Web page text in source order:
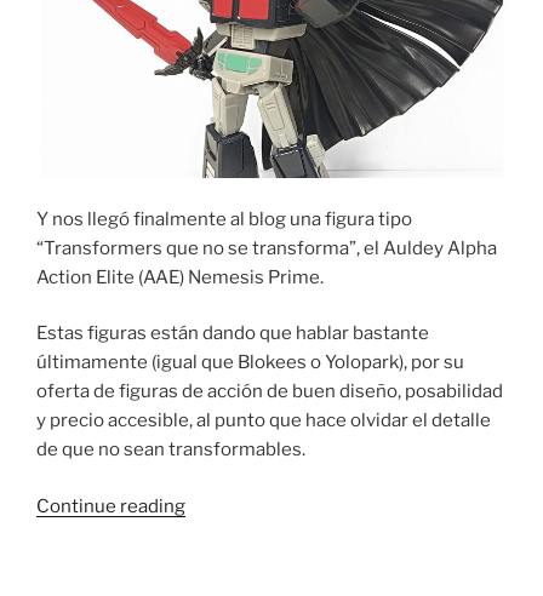
Y nos llegó finalmente al blog una figura tipo
“Transformers que no se transforma”, el Auldey Alpha
Action Elite (AAE) Nemesis Prime.
Estas figuras están dando que hablar bastante
últimamente (igual que Blokees o Yolopark), por su
oferta de figuras de acción de buen diseño, posabilidad
y precio accesible, al punto que hace olvidar el detalle
de que no sean transformables.
Continue reading“Foto